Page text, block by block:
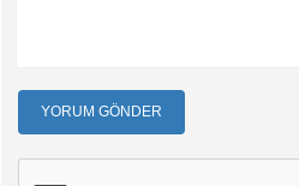
YORUM GÖNDER